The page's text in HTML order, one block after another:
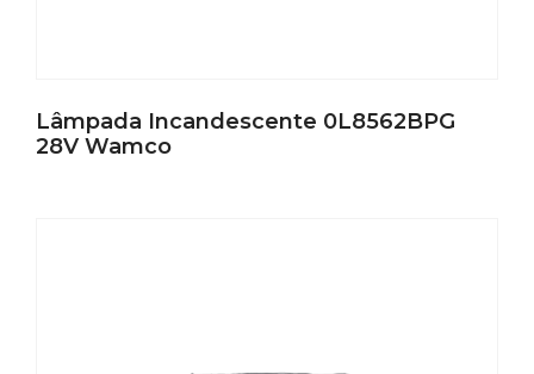
Lâmpada Incandescente 0L8562BPG
28V Wamco